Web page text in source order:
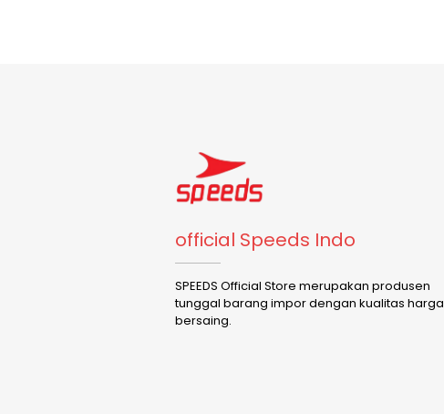
official Speeds Indo
SPEEDS Official Store merupakan produsen
tunggal barang impor dengan kualitas harga
bersaing.